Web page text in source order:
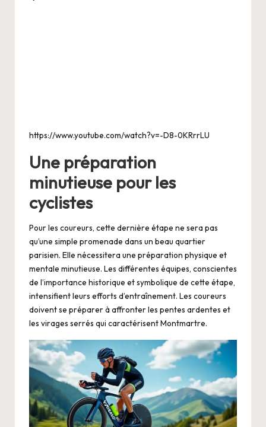
https://www.youtube.com/watch?v=-D8-0KRrrLU
Une préparation
minutieuse pour les
cyclistes
Pour les coureurs, cette dernière étape ne sera pas
qu’une simple promenade dans un beau quartier
parisien. Elle nécessitera une préparation physique et
mentale minutieuse. Les différentes équipes, conscientes
de l’importance historique et symbolique de cette étape,
intensifient leurs efforts d’entraînement. Les coureurs
doivent se préparer à affronter les pentes ardentes et
les virages serrés qui caractérisent Montmartre.